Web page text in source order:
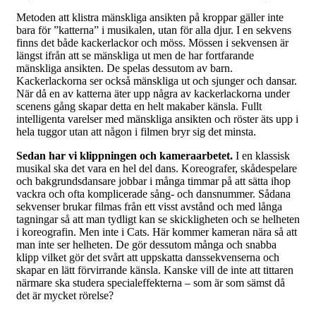
Metoden att klistra mänskliga ansikten på kroppar gäller inte
bara för ”katterna” i musikalen, utan för alla djur. I en sekvens
finns det både kackerlackor och möss. Mössen i sekvensen är
längst ifrån att se mänskliga ut men de har fortfarande
mänskliga ansikten. De spelas dessutom av barn.
Kackerlackorna ser också mänskliga ut och sjunger och dansar.
När då en av katterna äter upp några av kackerlackorna under
scenens gång skapar detta en helt makaber känsla. Fullt
intelligenta varelser med mänskliga ansikten och röster äts upp i
hela tuggor utan att någon i filmen bryr sig det minsta.
Sedan har vi klippningen och kameraarbetet. I en klassisk
musikal ska det vara en hel del dans. Koreografer, skådespelare
och bakgrundsdansare jobbar i många timmar på att sätta ihop
vackra och ofta komplicerade sång- och dansnummer. Sådana
sekvenser brukar filmas från ett visst avstånd och med långa
tagningar så att man tydligt kan se skickligheten och se helheten
i koreografin. Men inte i Cats. Här kommer kameran nära så att
man inte ser helheten. De gör dessutom många och snabba
klipp vilket gör det svårt att uppskatta danssekvenserna och
skapar en lätt förvirrande känsla. Kanske vill de inte att tittaren
närmare ska studera specialeffekterna – som är som sämst då
det är mycket rörelse?